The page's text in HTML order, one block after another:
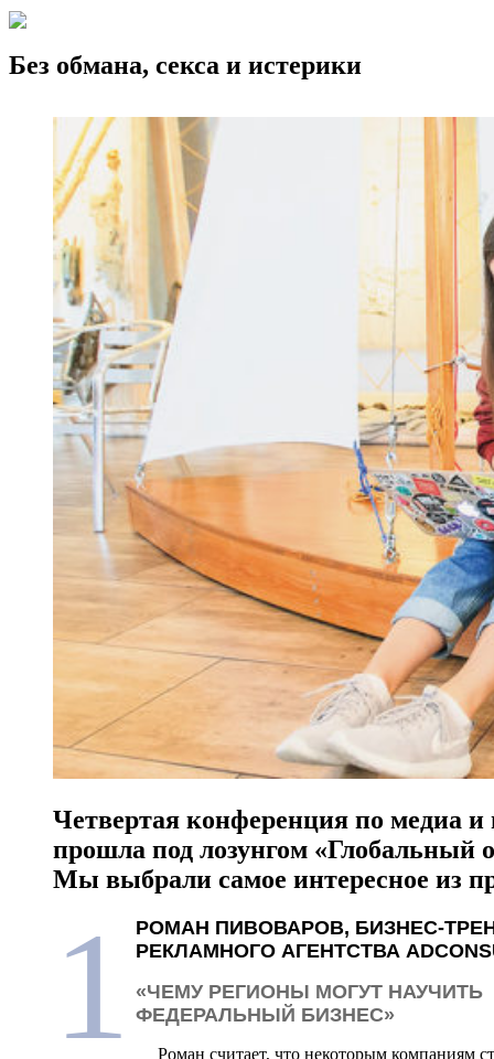
Без обмана, секса и истерики
Четвертая конференция по медиа и
прошла под лозунгом
Мы выбрали самое интересное из
1
РОМАН ПИВОВАРОВ, БИЗНЕС-
РЕКЛАМНОГО АГЕНТСТВА
«ЧЕМУ РЕГИОНЫ МОГУТ НАУЧИТЬ
ФЕДЕРАЛЬНЫЙ БИЗНЕС»
Роман считает, что некоторым компаниям